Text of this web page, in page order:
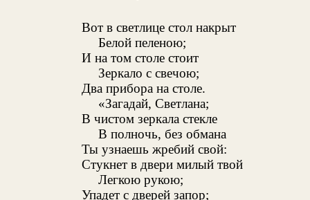
Вот в светлице стол накрыт
Белой пеленою;
И на том столе стоит
Зеркало с свечою;
Два прибора на столе.
«Загадай, Светлана;
В чистом зеркала стекле
В полночь, без обмана
Ты узнаешь жребий свой:
Стукнет в двери милый твой
Легкою рукою;
Упадет с дверей запор;